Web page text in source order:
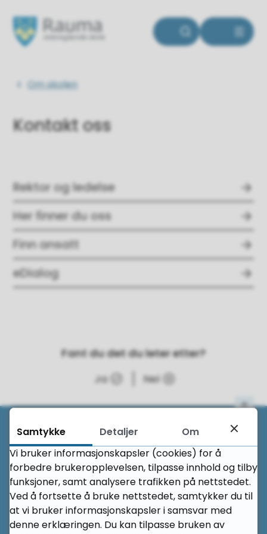
Rauma videregående skole
Du er her:
Om skolen
Kontakt oss
Rektor og ledelse
Her finner du oss
Finn ansatt
eDialog
Fant du det du leter etter?
Ja
Nei
Her finner du oss
Rauma videregående skole
Ringgata 35
6300 Åndalsnes
Til
Samtykke
Detaljer
Om
Vi bruker informasjonskapsler (cookies) for å
forbedre brukeropplevelsen, tilpasse innhold og tilby
funksjoner, samt analysere trafikken på nettstedet.
Ved å fortsette å bruke nettstedet, samtykker du til
at vi bruker informasjonskapsler i samsvar med
denne erklæringen. Du kan tilpasse bruken av